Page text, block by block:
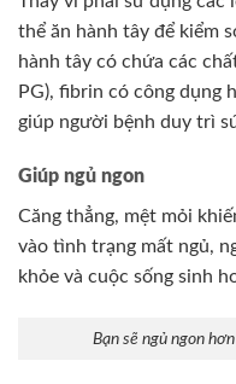
thể ăn hành tây để kiểm
hành tây có chứa các
PG), fibrin có công dụng
giúp người bệnh duy trì
Giúp ngủ ngon
Căng thẳng, mệt mỏi
vào tình trạng mất ngủ,
khỏe và cuộc sống sinh
Bạn sẽ ngủ ngon